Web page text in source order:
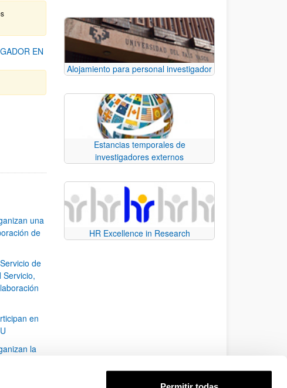
EN
Use TAB para desplazarse.
una
de
de
Servicio,
en
la
Alojamiento para personal investigador
Estancias temporales de
investigadores externos
HR Excellence in Research